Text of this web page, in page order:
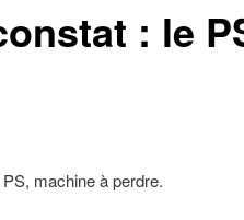
: le
machine à perdre.